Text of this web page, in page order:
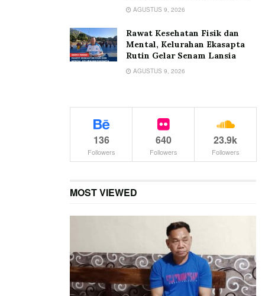
AGUSTUS 9, 2026
Rawat Kesehatan Fisik dan
Mental, Kelurahan Ekasapta
Rutin Gelar Senam Lansia
AGUSTUS 9, 2026
136
Followers
640
Followers
23.9k
Followers
MOST VIEWED